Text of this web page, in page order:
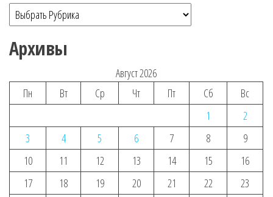
Архивы
Август 2026
Пн
Вт Ср Чт Пт Сб
Вс
1
2
3
4 5 6 7 8
9
10
11 12 13 14 15
16
17
18 19 20 21 22
23